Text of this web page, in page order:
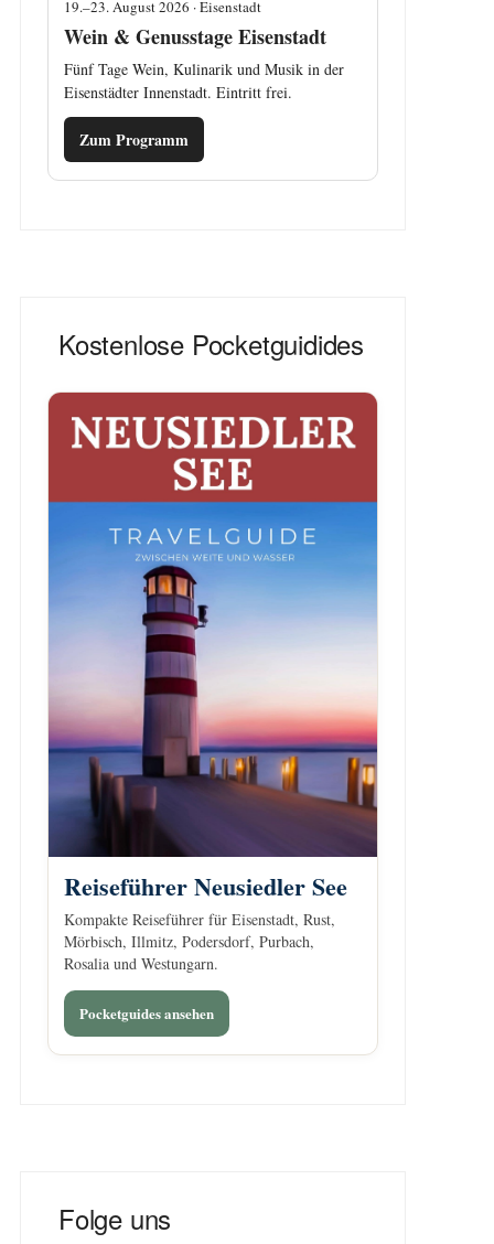
19.–23. August 2026 · Eisenstadt
Wein & Genusstage Eisenstadt
Fünf Tage Wein, Kulinarik und Musik in der
Eisenstädter Innenstadt. Eintritt frei.
Zum Programm
Kostenlose Pocketguidides
Reiseführer Neusiedler See
Kompakte Reiseführer für Eisenstadt, Rust,
Mörbisch, Illmitz, Podersdorf, Purbach,
Rosalia und Westungarn.
Pocketguides ansehen
Folge uns